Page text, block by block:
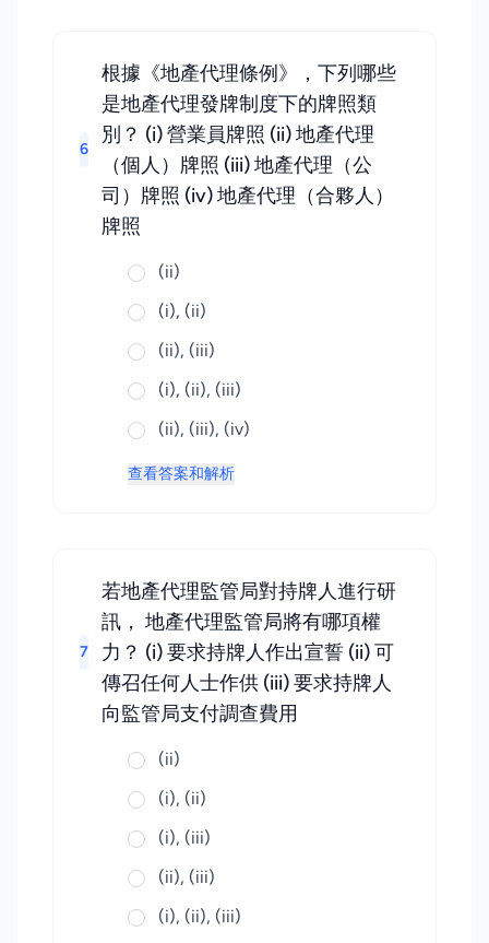
6
根據《地產代理條例》，下列哪些
是地產代理發牌制度下的牌照類
別？ (i) 營業員牌照 (ii) 地產代理
（個人）牌照 (iii) 地產代理（公
司）牌照 (iv) 地產代理（合夥人）
牌照
(ii)
(i), (ii)
(ii), (iii)
(i), (ii), (iii)
(ii), (iii), (iv)
查看答案和解析
7
若地產代理監管局對持牌人進行研
訊， 地產代理監管局將有哪項權
力？ (i) 要求持牌人作出宣誓 (ii) 可
傳召任何人士作供 (iii) 要求持牌人
向監管局支付調查費用
(ii)
(i), (ii)
(i), (iii)
(ii), (iii)
(i), (ii), (iii)